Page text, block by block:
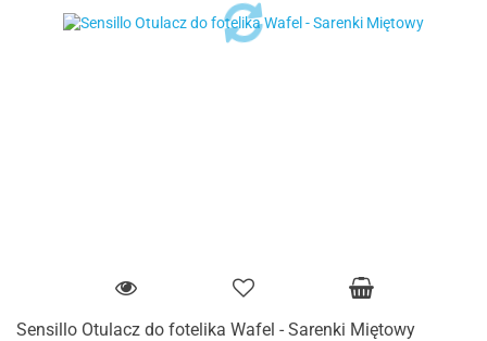
Sensillo Otulacz do fotelika Wafel - Sarenki Miętowy